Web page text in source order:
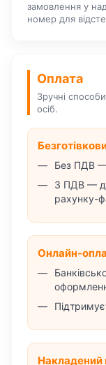
замовлення у
номер для
Оплата
Зручні
осіб.
Без ПДВ —
З ПДВ —
рахунку-
Онлайн-
Накладений